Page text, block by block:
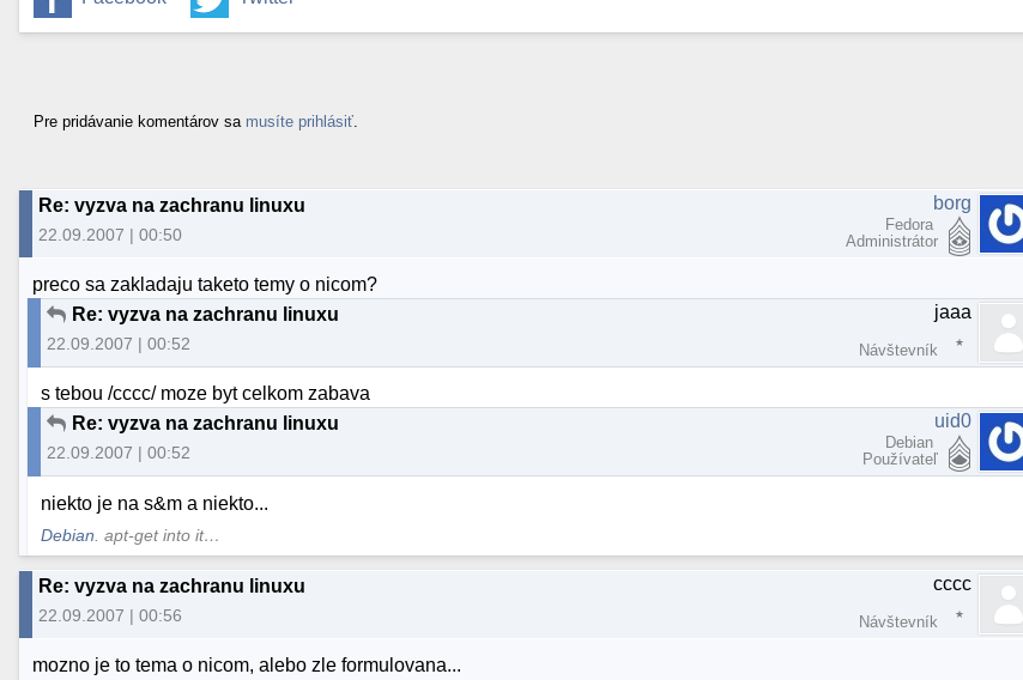
Pre pridávanie komentárov sa musíte prihlásiť
Re: vyzva na zachranu linuxu
22.09.2007 | 00:50
borg
Fedora
Administrátor
preco sa zakladaju taketo temy o nicom?
Re: vyzva na zachranu linuxu
22.09.2007 | 00:52
jaaa
Návštevník
s tebou /cccc/ moze byt celkom zabava
Re: vyzva na zachranu linuxu
22.09.2007 | 00:52
uid0
Debian
Používateľ
niekto je na s&m a niekto...
Debian. apt-get into it…
Re: vyzva na zachranu linuxu
22.09.2007 | 00:56
cccc
Návštevník
mozno je to tema o nicom, alebo zle formulovana...